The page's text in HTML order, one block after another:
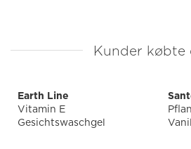
Kunder købte
Earth Line
Vitamin E
Gesichtswaschgel